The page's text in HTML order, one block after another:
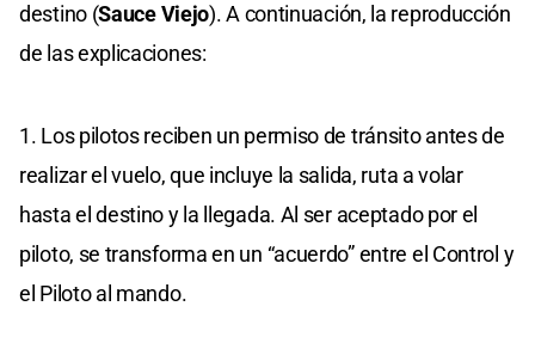
destino (Sauce Viejo). A continuación, la reproducción
de las explicaciones:
1. Los pilotos reciben un permiso de tránsito antes de
realizar el vuelo, que incluye la salida, ruta a volar
hasta el destino y la llegada. Al ser aceptado por el
piloto, se transforma en un “acuerdo” entre el Control y
el Piloto al mando.